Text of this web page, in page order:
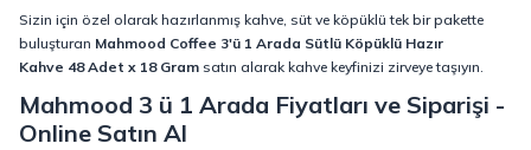
Sizin için özel olarak hazırlanmış kahve, süt ve köpüklü tek bir pakette
buluşturan Mahmood Coffee 3'ü 1 Arada Sütlü Köpüklü Hazır
Kahve 48 Adet x 18 Gram satın alarak kahve keyfinizi zirveye taşıyın.
Mahmood 3 ü 1 Arada Fiyatları ve Siparişi -
Online Satın Al